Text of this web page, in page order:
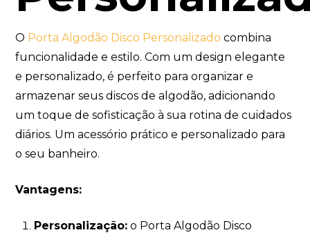
O Porta Algodão Disco Personalizado combina
funcionalidade e estilo. Com um design elegante
e personalizado, é perfeito para organizar e
armazenar seus discos de algodão, adicionando
um toque de sofisticação à sua rotina de cuidados
diários. Um acessório prático e personalizado para
o seu banheiro.
Vantagens:
Personalização:o Porta Algodão Disco